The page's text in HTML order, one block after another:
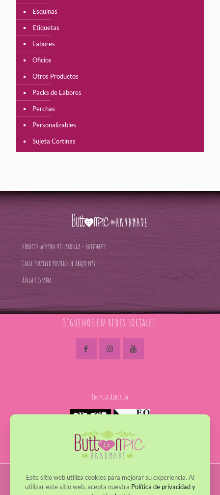
Esquinas
Etiquetas
Labores
Oficios
Otros Productos
Packs de Labores
Perchas
Personalizables
Sujeta Cortinas
Horacio Jackson Villalonga - Buttonpic.
Calle Portillo Postigo de Abajo nº1
Ávila | España
Siguenos en redes sociales:
Empresa Adherida
© 2017 - 2022 ButtonPic. Todos los derechos reservados
Este sitio web utiliza cookies para mejorar su experiencia. Al
utilizar este sitio web, acepta nuestra Política de privacidad y